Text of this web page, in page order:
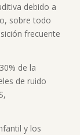
debido a
sobre todo
frecuente
de la
de ruido
y los